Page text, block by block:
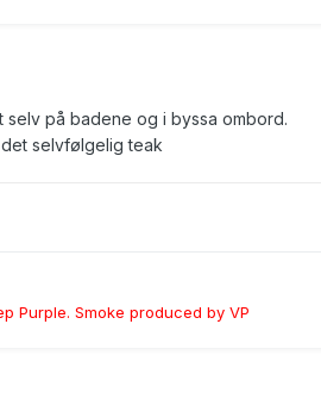
selv på badene og i byssa ombord.
selvfølgelig teak
Purple. Smoke produced by VP